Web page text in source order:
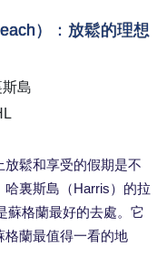
）：放鬆的理想
島
鬆和享受的假期是不
裏斯島（Harris）的拉
蘇格蘭最好的去處。它
格蘭最值得一看的地